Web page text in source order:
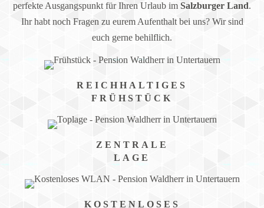
perfekte Ausgangspunkt für Ihren Urlaub im Salzburger Land.
Ihr habt noch Fragen zu eurem Aufenthalt bei uns? Wir sind
euch gerne behilflich.
REICHHALTIGES
FRÜHSTÜCK
ZENTRALE
LAGE
KOSTENLOSES